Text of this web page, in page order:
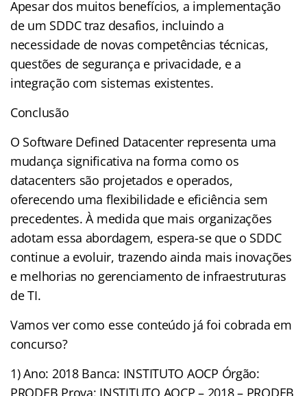
Apesar dos muitos benefícios, a implementação
de um SDDC traz desafios, incluindo a
necessidade de novas competências técnicas,
questões de segurança e privacidade, e a
integração com sistemas existentes.
Conclusão
O Software Defined Datacenter representa uma
mudança significativa na forma como os
datacenters são projetados e operados,
oferecendo uma flexibilidade e eficiência sem
precedentes. À medida que mais organizações
adotam essa abordagem, espera-se que o SDDC
continue a evoluir, trazendo ainda mais inovações
e melhorias no gerenciamento de infraestruturas
de TI.
Vamos ver como esse conteúdo já foi cobrada em
concurso?
1) Ano: 2018 Banca: INSTITUTO AOCP Órgão:
PRODEB Prova: INSTITUTO AOCP – 2018 – PRODEB